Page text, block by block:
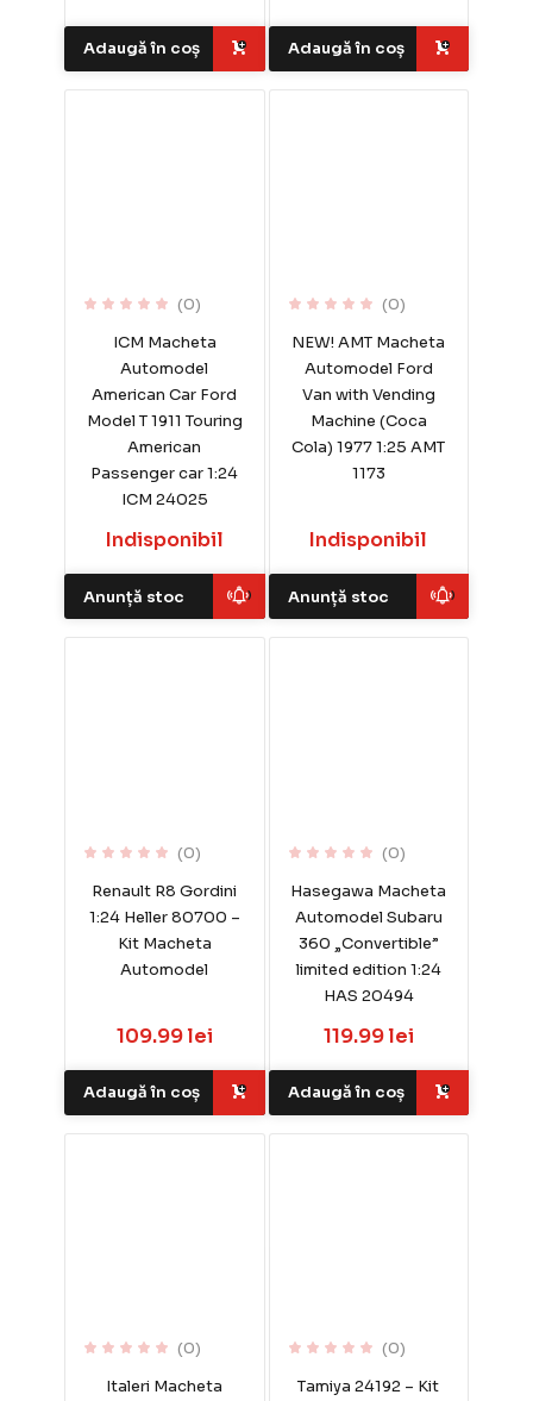
Adaugă în coș Adaugă în coș
(0)
ICM Macheta
Automodel
American Car Ford
Model T 1911 Touring
American
Passenger car 1:24
ICM 24025
Indisponibil
Anunță stoc
(0)
NEW! AMT Macheta
Automodel Ford
Van with Vending
Machine (Coca
Cola) 1977 1:25 AMT
1173
Indisponibil
Anunță stoc
(0)
Renault R8 Gordini
1:24 Heller 80700 –
Kit Macheta
Automodel
109.99 lei
Adaugă în coș
(0)
Hasegawa Macheta
Automodel Subaru
360 „Convertible”
limited edition 1:24
HAS 20494
119.99 lei
Adaugă în coș
(0)
Italeri Macheta
(0)
Tamiya 24192 – Kit